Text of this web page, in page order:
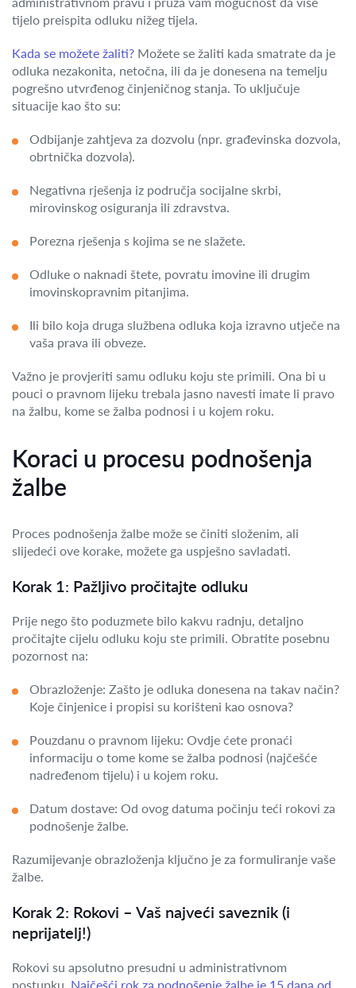
tijelo preispita odluku nižeg tijela.
Kada se možete žaliti? Možete se žaliti kada smatrate da je
odluka nezakonita, netočna, ili da je donesena na temelju
pogrešno utvrđenog činjeničnog stanja. To uključuje
situacije kao što su:
Odbijanje zahtjeva za dozvolu (npr. građevinska dozvola,
obrtnička dozvola).
Negativna rješenja iz područja socijalne skrbi,
mirovinskog osiguranja ili zdravstva.
Porezna rješenja s kojima se ne slažete.
Odluke o naknadi štete, povratu imovine ili drugim
imovinskopravnim pitanjima.
Ili bilo koja druga službena odluka koja izravno utječe na
vaša prava ili obveze.
Važno je provjeriti samu odluku koju ste primili. Ona bi u
pouci o pravnom lijeku trebala jasno navesti imate li pravo
na žalbu, kome se žalba podnosi i u kojem roku.
Koraci u procesu podnošenja
žalbe
Proces podnošenja žalbe može se činiti složenim, ali
slijedeći ove korake, možete ga uspješno savladati.
Korak 1: Pažljivo pročitajte odluku
Prije nego što poduzmete bilo kakvu radnju, detaljno
pročitajte cijelu odluku koju ste primili. Obratite posebnu
pozornost na:
Obrazloženje: Zašto je odluka donesena na takav način?
Koje činjenice i propisi su korišteni kao osnova?
Pouzdanu o pravnom lijeku: Ovdje ćete pronaći
informaciju o tome kome se žalba podnosi (najčešće
nadređenom tijelu) i u kojem roku.
Datum dostave: Od ovog datuma počinju teći rokovi za
podnošenje žalbe.
Razumijevanje obrazloženja ključno je za formuliranje vaše
žalbe.
Korak 2: Rokovi – Vaš najveći saveznik (i
neprijatelj!)
Rokovi su apsolutno presudni u administrativnom
postupku. Najčešći rok za podnošenje žalbe je 15 dana od